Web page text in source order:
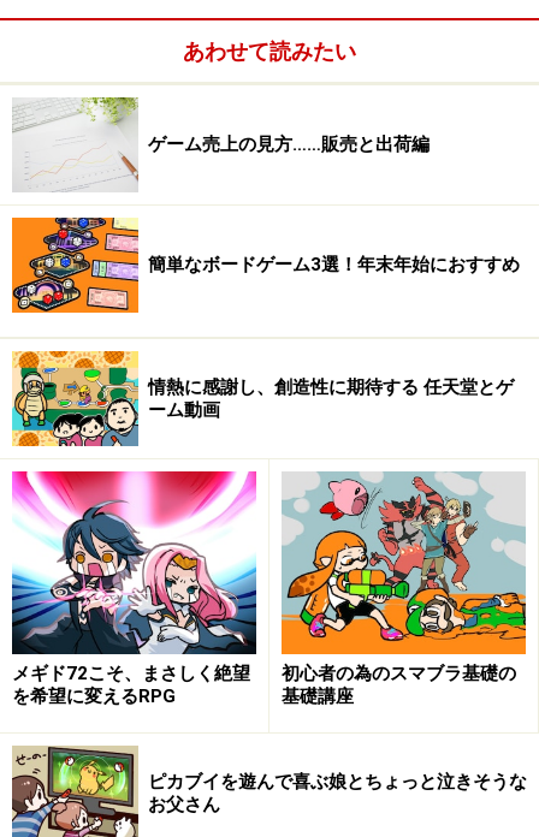
新システム、2010年11月20日に発売がきまったKinectに
同梱されるタイトルです。手を使わずに遊ぶと言って
も、どんな感覚だろう、と思う人は多いと思うんです
ね。そこで、Kinectの面白さ、楽しさが1番分かりやすい
タイトルの1つがこのKinectアドベンチャー！というわけ
です。
【関連記事】
Kinectが売れるために必要な3つのこと（AllAboutゲーム
業界ニュース）
Kinectの魅力は、全身で遊べるゲームです。手だけのジ
ェスチャーで操作をするゲームなら、Wiiでも楽しめるか
あわせて読みたい
ゲーム売上の見方……販売と出荷編
簡単なボードゲーム3選！年末年始におすすめ
情熱に感謝し、創造性に期待する 任天堂とゲ
ーム動画
メギド72こそ、まさしく絶望
を希望に変えるRPG
初心者の為のスマブラ基礎の
基礎講座
ピカブイを遊んで喜ぶ娘とちょっと泣きそうな
お父さん